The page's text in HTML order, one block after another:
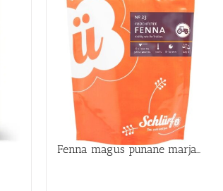
Fenna magus punane marjatee